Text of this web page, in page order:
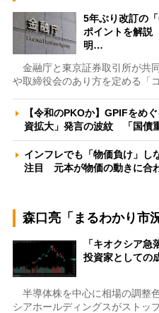
5年ぶり改訂の
ポイントを解説
明…
金融庁と東京証券取引所が共
や取締役会のあり方を定める「
【令和のPKOか】GPIFをめ
資拡大」発言の波紋 「国債
インフレでも「物価負け」し
注目 元本が物価の動きに合
森口亮「まるわかり市
「キオクシア
投資家として
半導体株を中心に相場の調整
シアホールディングスがストッ